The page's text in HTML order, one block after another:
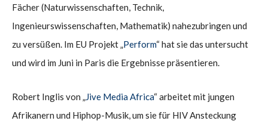
Fächer (Naturwissenschaften, Technik,
Ingenieurswissenschaften, Mathematik) nahezubringen und
zu versüßen. Im EU Projekt „Perform“ hat sie das untersucht
und wird im Juni in Paris die Ergebnisse präsentieren.
Robert Inglis von „Jive Media Africa“ arbeitet mit jungen
Afrikanern und Hiphop-Musik, um sie für HIV Ansteckung